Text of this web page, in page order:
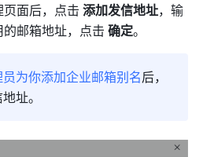
页面后，点击 添加发信地址，输
的邮箱地址，点击 确定。
员为你添加企业邮箱别名后，
址。